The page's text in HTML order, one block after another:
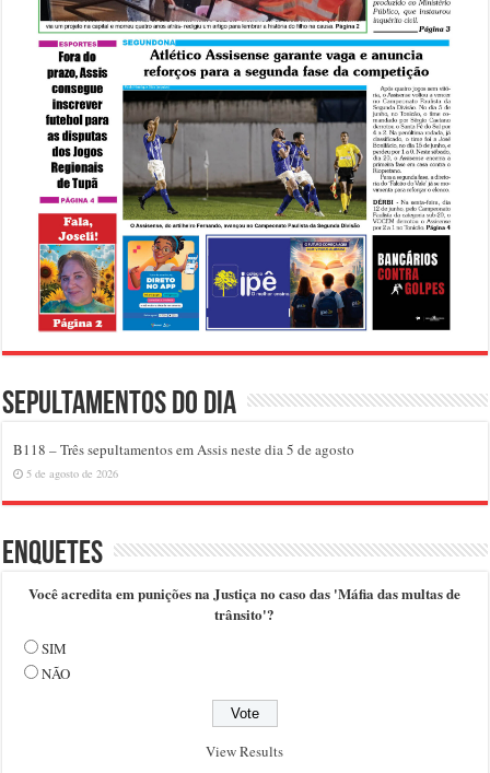
Sepultamentos do dia
B118 – Três sepultamentos em Assis neste dia 5 de agosto
5 de agosto de 2026
Enquetes
Você acredita em punições na Justiça no caso das 'Máfia das multas de
trânsito'?
SIM
NÃO
View Results